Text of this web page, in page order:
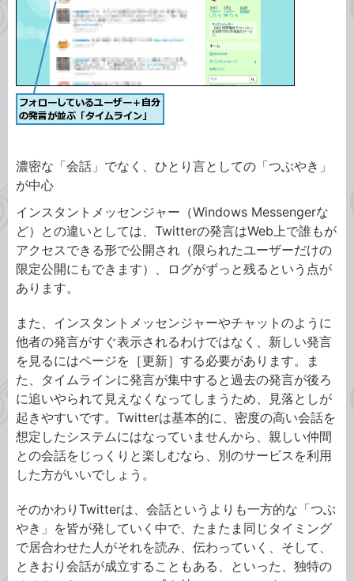
濃密な「会話」でなく、ひとり言としての「つぶやき」
が中心
インスタントメッセンジャー（Windows Messengerな
ど）との違いとしては、Twitterの発言はWeb上で誰もが
アクセスできる形で公開され（限られたユーザーだけの
限定公開にもできます）、ログがずっと残るという点が
あります。
また、インスタントメッセンジャーやチャットのように
他者の発言がすぐ表示されるわけではなく、新しい発言
を見るにはページを［更新］する必要があります。ま
た、タイムラインに発言が集中すると過去の発言が後ろ
に追いやられて見えなくなってしまうため、見落としが
起きやすいです。Twitterは基本的に、密度の高い会話を
想定したシステムにはなっていませんから、親しい仲間
との会話をじっくりと楽しむなら、別のサービスを利用
した方がいいでしょう。
そのかわりTwitterは、会話というよりも一方的な「つぶ
やき」を皆が発していく中で、たまたま同じタイミング
で居合わせた人がそれを読み、伝わっていく、そして、
ときおり会話が成立することもある、といった、独特の